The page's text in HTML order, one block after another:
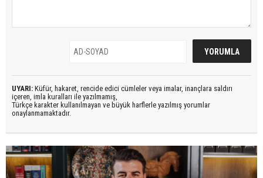
UYARI: Küfür, hakaret, rencide edici cümleler veya imalar, inançlara saldırı
içeren, imla kuralları ile yazılmamış,
Türkçe karakter kullanılmayan ve büyük harflerle yazılmış yorumlar
onaylanmamaktadır.